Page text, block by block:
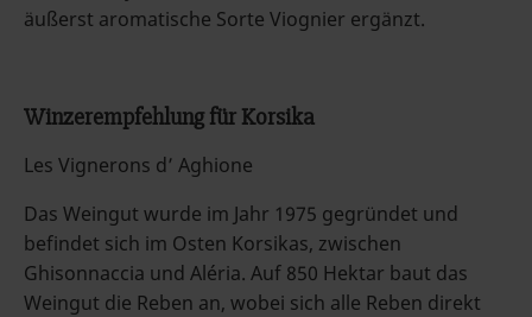
äußerst aromatische Sorte Viognier ergänzt.
Winzerempfehlung für Korsika
Les Vignerons d’ Aghione
Das Weingut wurde im Jahr 1975 gegründet und
befindet sich im Osten Korsikas, zwischen
Ghisonnaccia und Aléria. Auf 850 Hektar baut das
Weingut die Reben an, wobei sich alle Reben direkt